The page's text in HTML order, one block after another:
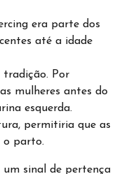
era parte dos
até a idade
tradição. Por
mulheres antes do
esquerda.
permitiria que as
o parto.
um sinal de pertença